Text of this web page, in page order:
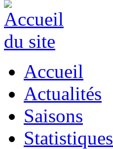
Accueil
Actualités
Saisons
Statistiques